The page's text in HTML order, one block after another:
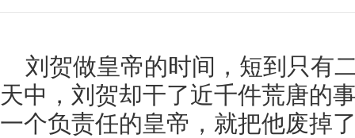
刘贺做皇帝的时间，短到只有
天中，刘贺却干了近千件荒唐的
一个负责任的皇帝，就把他废掉